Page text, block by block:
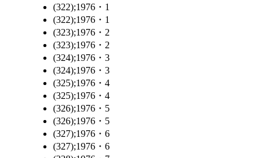
(322);1976・1
(322);1976・1
(323);1976・2
(323);1976・2
(324);1976・3
(324);1976・3
(325);1976・4
(325);1976・4
(326);1976・5
(326);1976・5
(327);1976・6
(327);1976・6